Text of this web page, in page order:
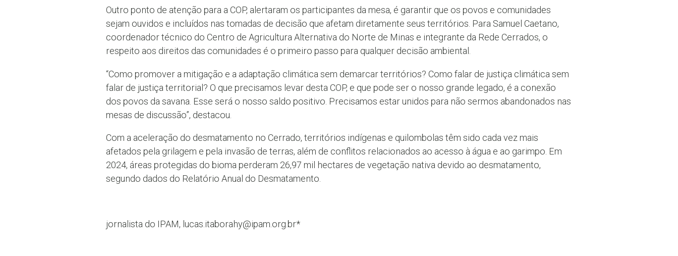
Outro ponto de atenção para a COP, alertaram os participantes da mesa, é garantir que os povos e comunidades
sejam ouvidos e incluídos nas tomadas de decisão que afetam diretamente seus territórios. Para Samuel Caetano,
coordenador técnico do Centro de Agricultura Alternativa do Norte de Minas e integrante da Rede Cerrados, o
respeito aos direitos das comunidades é o primeiro passo para qualquer decisão ambiental.
“Como promover a mitigação e a adaptação climática sem demarcar territórios? Como falar de justiça climática sem
falar de justiça territorial? O que precisamos levar desta COP, e que pode ser o nosso grande legado, é a conexão
dos povos da savana. Esse será o nosso saldo positivo. Precisamos estar unidos para não sermos abandonados nas
mesas de discussão”, destacou.
Com a aceleração do desmatamento no Cerrado, territórios indígenas e quilombolas têm sido cada vez mais
afetados pela grilagem e pela invasão de terras, além de conflitos relacionados ao acesso à água e ao garimpo. Em
2024, áreas protegidas do bioma perderam 26,97 mil hectares de vegetação nativa devido ao desmatamento,
segundo dados do Relatório Anual do Desmatamento.
jornalista do IPAM, lucas.itaborahy@ipam.org.br*